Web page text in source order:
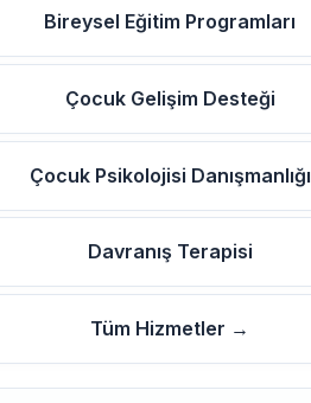
Bireysel Eğitim Programları
Çocuk Gelişim Desteği
Çocuk Psikolojisi Danışmanlığı
Davranış Terapisi
Tüm Hizmetler →